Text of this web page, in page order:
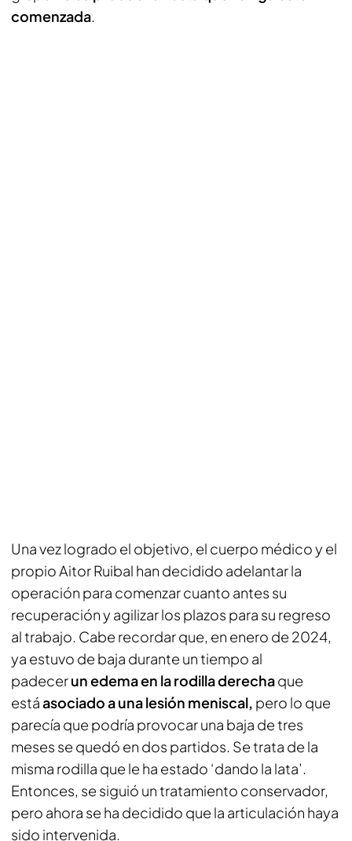
comenzada.
Una vez logrado el objetivo, el cuerpo médico y el
propio Aitor Ruibal han decidido adelantar la
operación para comenzar cuanto antes su
recuperación y agilizar los plazos para su regreso
al trabajo. Cabe recordar que, en enero de 2024,
ya estuvo de baja durante un tiempo al
padecerun edema en la rodilla derechaque
estáasociado a una lesión meniscal, pero lo que
parecía que podría provocar una baja de tres
meses se quedó en dos partidos. Se trata de la
misma rodilla que le ha estado ‘dando la lata’.
Entonces, se siguió un tratamiento conservador,
pero ahora se ha decidido que la articulación haya
sido intervenida.